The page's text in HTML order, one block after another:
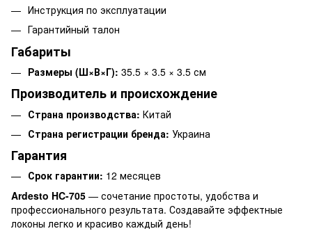
Инструкция по эксплуатации
Гарантийный талон
Габариты
Размеры (Ш×В×Г): 35.5 × 3.5 × 3.5 см
Производитель и происхождение
Страна производства: Китай
Страна регистрации бренда: Украина
Гарантия
Срок гарантии: 12 месяцев
Ardesto HC-705 — сочетание простоты, удобства и
профессионального результата. Создавайте эффектные
локоны легко и красиво каждый день!